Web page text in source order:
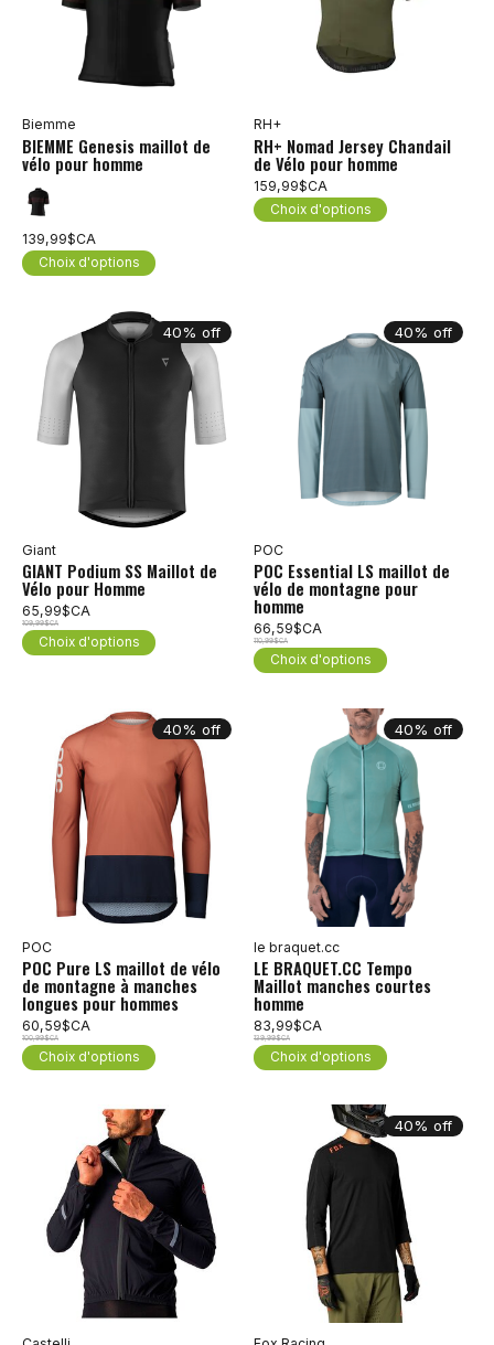
Biemme
BIEMME Genesis maillot de
vélo pour homme
139,99$CA
Choix d'options
RH+
RH+ Nomad Jersey Chandail
de Vélo pour homme
159,99$CA
Choix d'options
40% off
Giant
GIANT Podium SS Maillot de
Vélo pour Homme
65,99$CA
109,99$CA
Choix d'options
40% off
POC
POC Essential LS maillot de
vélo de montagne pour
homme
66,59$CA
110,99$CA
Choix d'options
40% off
POC
POC Pure LS maillot de vélo
de montagne à manches
longues pour hommes
60,59$CA
100,99$CA
Choix d'options
40% off
le braquet.cc
LE BRAQUET.CC Tempo
Maillot manches courtes
homme
83,99$CA
139,99$CA
Choix d'options
40% off